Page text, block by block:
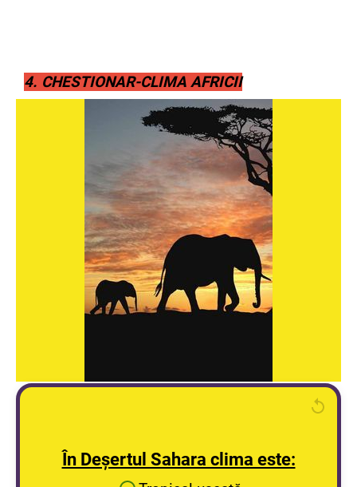
4. CHESTIONAR-CLIMA AFRICII
În Deșertul Sahara clima este: